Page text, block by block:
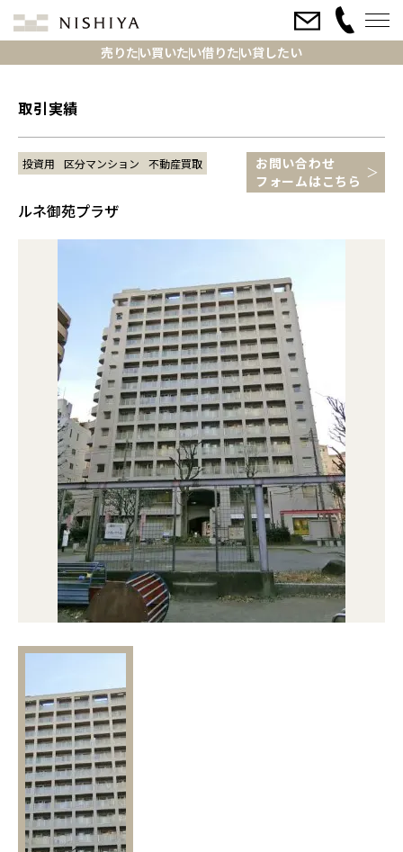
売りたい買いたい借りたい貸したい
取引実績
投資用 区分マンション 不動産買取
お問い合わせ
フォームはこちら
ルネ御苑プラザ